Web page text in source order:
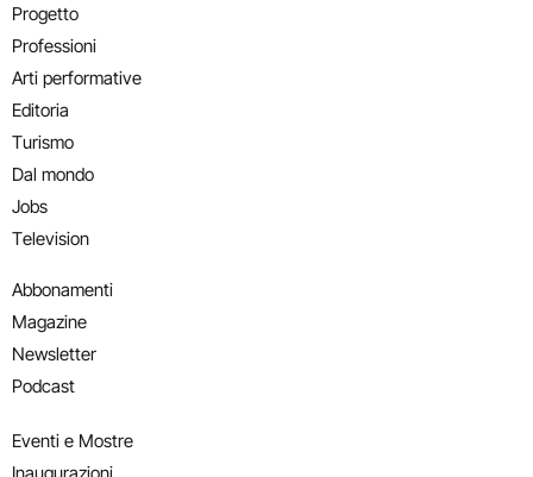
Progetto
Professioni
Arti performative
Editoria
Turismo
Dal mondo
Jobs
Television
Abbonamenti
Magazine
Newsletter
Podcast
Eventi e Mostre